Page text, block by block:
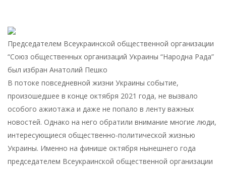
Председателем Всеукраинской общественной организации
“Союз общественных организаций Украины “Народна Рада”
был избран Анатолий Пешко
В потоке повседневной жизни Украины событие,
произошедшее в конце октября 2021 года, не вызвало
особого ажиотажа и даже не попало в ленту важных
новостей. Однако на него обратили внимание многие люди,
интересующиеся общественно-политической жизнью
Украины. Именно на финише октября нынешнего года
председателем Всеукраинской общественной организации